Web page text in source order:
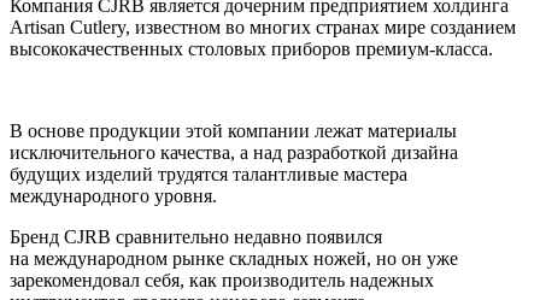
Компания CJRB является дочерним предприятием холдинга
Artisan Cutlery, известном во многих странах мире созданием
высококачественных столовых приборов премиум-класса.
В основе продукции этой компании лежат материалы
исключительного качества, а над разработкой дизайна
будущих изделий трудятся талантливые мастера
международного уровня.
Бренд CJRB сравнительно недавно появился
на международном рынке складных ножей, но он уже
зарекомендовал себя, как производитель надежных